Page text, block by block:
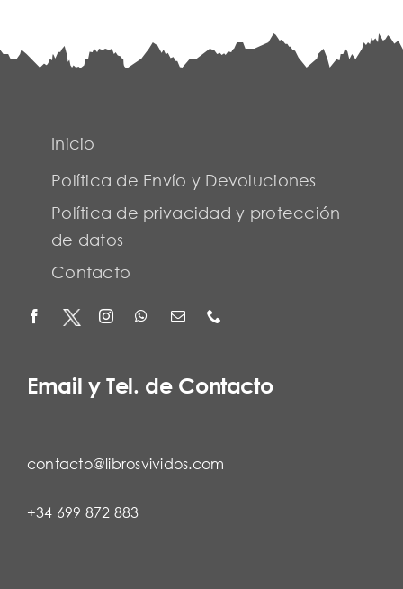
Inicio
Política de Envío y Devoluciones
Política de privacidad y protección
de datos
Contacto
Email y Tel. de Contacto
contacto@librosvividos.com
+34 699 872 883